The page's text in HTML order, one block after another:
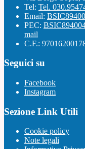
Tel: Tel.
Email:
PEC:
mail
C.F.:
Seguici su
Facebook
Instagram
Sezione Link Utili
Cookie policy
Note legali